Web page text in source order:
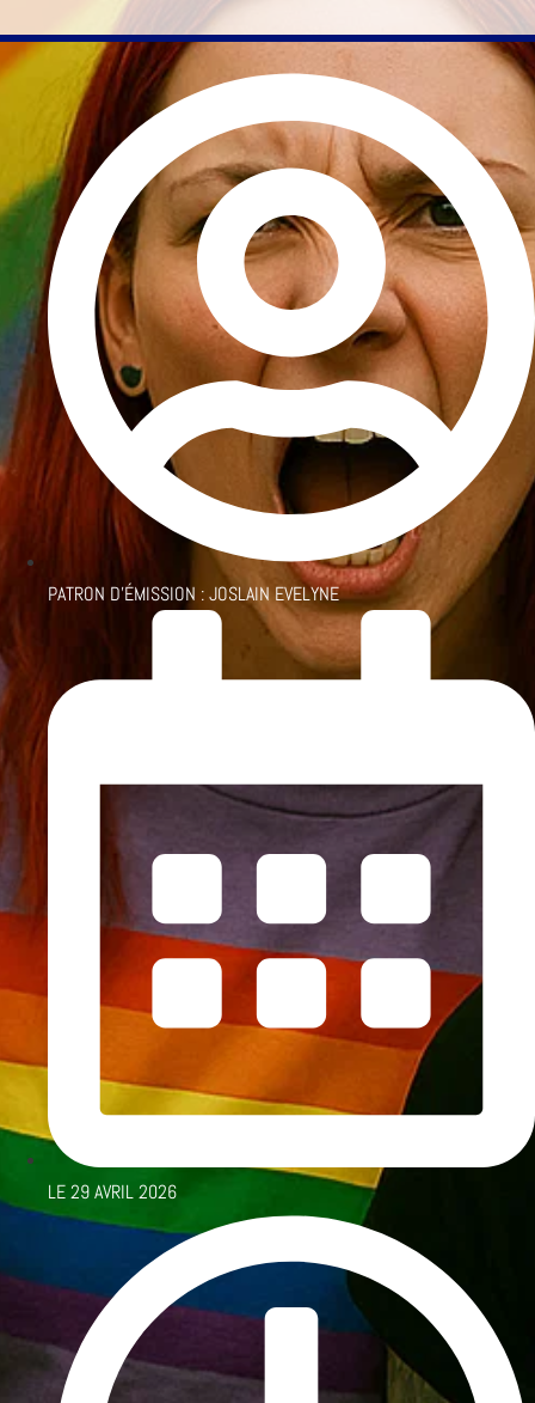
PATRON D'ÉMISSION :JOSLAIN EVELYNE
LE29 AVRIL 2026